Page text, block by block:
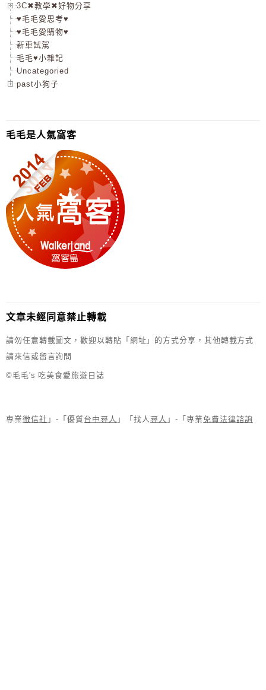
3C✖教學✖好物分享
♥毛毛愛思考♥
♥毛毛愛購物♥
新車試駕
毛毛♥小雜記
Uncategoried
past小狗子
毛毛是人氣窩客
文章未經同意禁止轉載
請勿任意轉載圖文，歡迎以轉貼「網址」的方式分享，其他轉載方式
請來信或留言詢問
©毛毛's 吃美食愛旅遊日誌
專業徵信社 」-「優質台中尋人 」「找人 尋人 」-「專業免費法律諮詢